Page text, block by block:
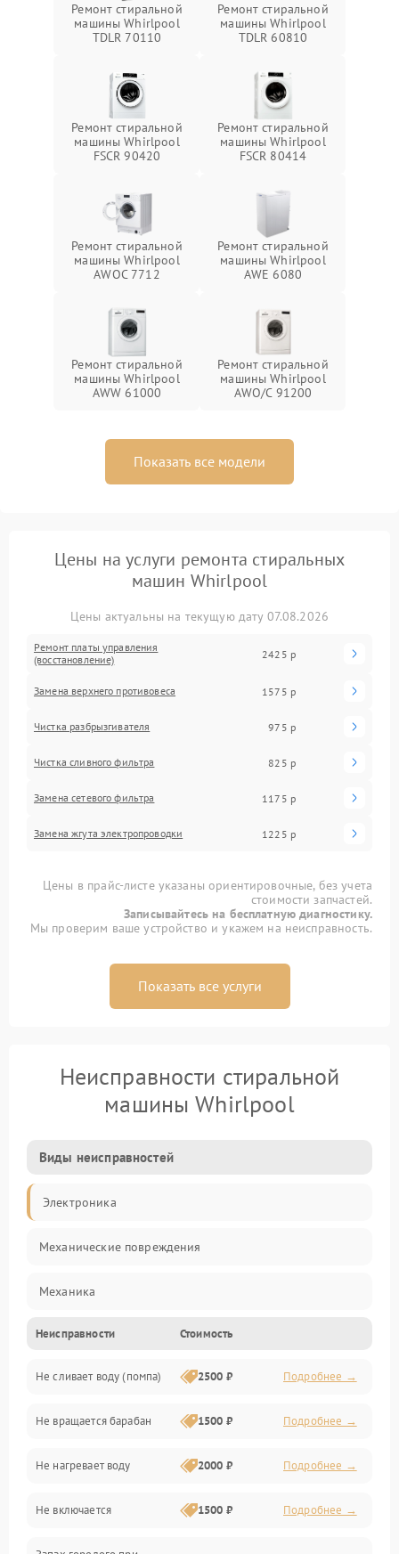
Ремонт стиральной
машины Whirlpool
TDLR 70110
Ремонт стиральной
машины Whirlpool
TDLR 60810
Ремонт стиральной
машины Whirlpool
FSCR 90420
Ремонт стиральной
машины Whirlpool
FSCR 80414
Ремонт стиральной
машины Whirlpool
AWOC 7712
Ремонт стиральной
машины Whirlpool
AWE 6080
Ремонт стиральной
машины Whirlpool
AWW 61000
Ремонт стиральной
машины Whirlpool
AWO/C 91200
Показать все модели
Цены на услуги ремонта стиральных
машин Whirlpool
Цены актуальны на текущую дату 07.08.2026
Ремонт платы управления
(восстановление)
2425 р
Замена верхнего противовеса 1575 р
Чистка разбрызгивателя 975 р
Чистка сливного фильтра 825 р
Замена сетевого фильтра 1175 р
Замена жгута электропроводки 1225 р
Цены в прайс-листе указаны ориентировочные, без учета
стоимости запчастей.
Записывайтесь на бесплатную диагностику.
Мы проверим ваше устройство и укажем на неисправность.
Показать все услуги
Неисправности стиральной
машины Whirlpool
Виды неисправностей
Электроника
Механические повреждения
Механика
Электропитание
Водоснабжение
Слив
Программное обеспечение
Неисправности Стоимость
Не сливает воду (помпа) 2500 ₽ Подробнее →
Не вращается барабан 1500 ₽ Подробнее →
Не нагревает воду 2000 ₽ Подробнее →
Не включается 1500 ₽ Подробнее →